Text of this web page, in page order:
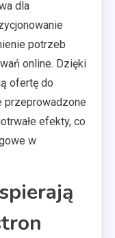
dla
potrzeb
online. Dzięki
ofertę do
przeprowadzone
efekty, co
w